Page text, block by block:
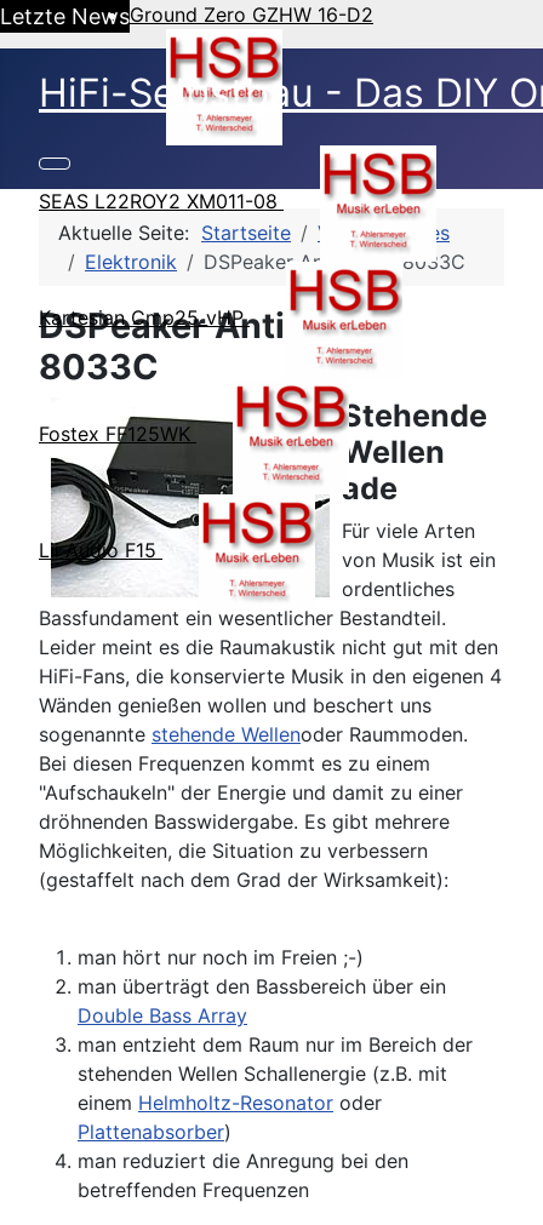
Letzte NewsGround Zero GZHW 16-D2
SEAS L22ROY2 XM011-08
Kartesian Cmp25_vHP
Fostex FF125WK
Lii Audio F15
HiFi-Selbstbau - Das DIY
Aktuelle Seite: Startseite
Verschiedenes
Elektronik
DSPeaker Anti-Mode 8033C
DSPeaker Anti-Mode
8033C
Stehende
Wellen
ade
Für viele Arten
von Musik ist ein
ordentliches
Bassfundament ein wesentlicher Bestandteil.
Leider meint es die Raumakustik nicht gut mit den
HiFi-Fans, die konservierte Musik in den eigenen 4
Wänden genießen wollen und beschert uns
sogenannte stehende Wellenoder Raummoden.
Bei diesen Frequenzen kommt es zu einem
"Aufschaukeln" der Energie und damit zu einer
dröhnenden Basswidergabe. Es gibt mehrere
Möglichkeiten, die Situation zu verbessern
(gestaffelt nach dem Grad der Wirksamkeit):
man hört nur noch im Freien ;-)
man überträgt den Bassbereich über ein
Double Bass Array
man entzieht dem Raum nur im Bereich der
stehenden Wellen Schallenergie (z.B. mit
einem Helmholtz-Resonator oder
Plattenabsorber)
man reduziert die Anregung bei den
betreffenden Frequenzen